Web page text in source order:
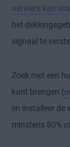
netwerk kan
het
signaal te
Zoek met een
kunt brengen (
en installeer de
minstens 80%